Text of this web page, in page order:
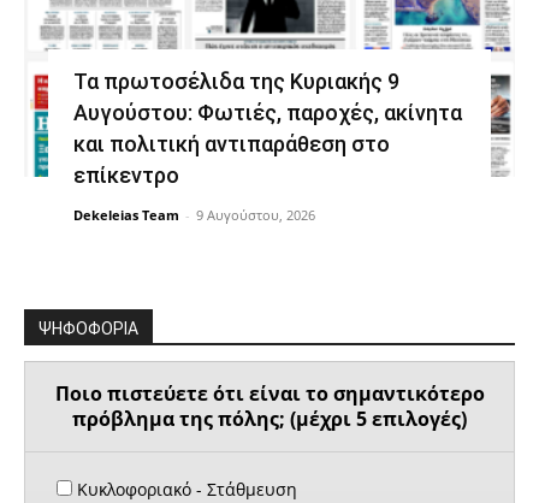
Τα πρωτοσέλιδα της Κυριακής 9
Αυγούστου: Φωτιές, παροχές, ακίνητα
και πολιτική αντιπαράθεση στο
επίκεντρο
Dekeleias Team - 9 Αυγούστου, 2026
ΨΗΦΟΦΟΡΙΑ
Ποιο πιστεύετε ότι είναι το σημαντικότερο
πρόβλημα της πόλης; (μέχρι 5 επιλογές)
Κυκλοφοριακό - Στάθμευση